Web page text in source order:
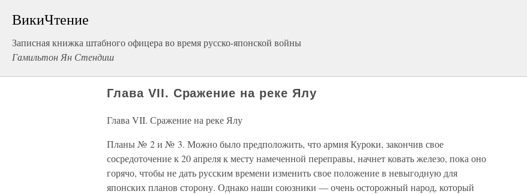
ВикиЧтение
Записная книжка штабного офицера во время русско-японской войны
Гамильтон Ян Стендиш
Глава VII. Сражение на реке Ялу
Глава VII. Сражение на реке Ялу
Планы № 2 и № 3. Можно было предположить, что армия Куроки, закончив свое
сосредоточение к 20 апреля к месту намеченной переправы, начнет ковать железо, пока оно
горячо, чтобы не дать русским времени изменить свое положение в невыгодную для
японских планов сторону. Однако наши союзники — очень осторожный народ, который